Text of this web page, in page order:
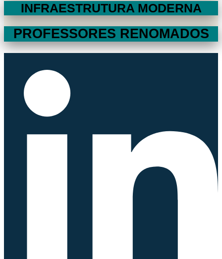
INFRAESTRUTURA MODERNA
PROFESSORES RENOMADOS